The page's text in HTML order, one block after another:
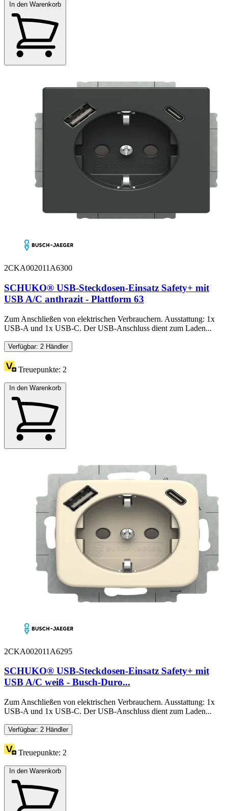
In den Warenkorb
2CKA002011A6300
SCHUKO® USB-Steckdosen-Einsatz Safety+ mit
USB A/C anthrazit - Plattform 63
Zum Anschließen von elektrischen Verbrauchern. Ausstattung: 1x
USB-A und 1x USB-C. Der USB-Anschluss dient zum Laden...
Verfügbar: 2 Händler
Treuepunkte: 2
In den Warenkorb
2CKA002011A6295
SCHUKO® USB-Steckdosen-Einsatz Safety+ mit
USB A/C weiß - Busch-Duro...
Zum Anschließen von elektrischen Verbrauchern. Ausstattung: 1x
USB-A und 1x USB-C. Der USB-Anschluss dient zum Laden...
Verfügbar: 2 Händler
Treuepunkte: 2
In den Warenkorb